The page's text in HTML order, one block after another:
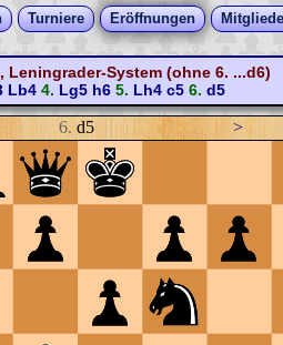
Turniere Eröffnungen
System (ohne 6. ...d6)
Lb44. Lg5 h65. Lh4 c56. d5
6. d5 >